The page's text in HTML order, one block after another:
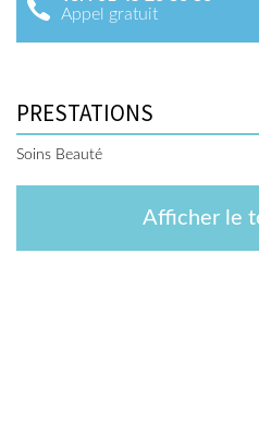
Appel gratuit
PRESTATIONS
Soins Beauté
Afficher le